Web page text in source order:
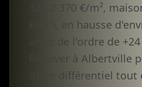
320-2 370 €/m²,
€/m²), en hausse
an et de l'ordre de
Rénover à Albertville
de ce différentiel